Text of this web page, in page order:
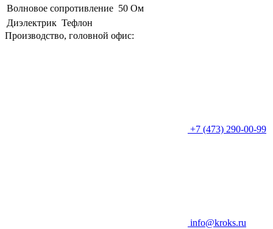
Волновое сопротивление 50 Ом
Диэлектрик Тефлон
Производство, головной офис:
+7 (473) 290-00-99
info@kroks.ru